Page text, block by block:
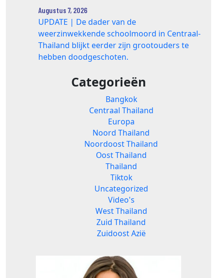
Augustus 7, 2026
UPDATE | De dader van de
weerzinwekkende schoolmoord in Centraal-
Thailand blijkt eerder zijn grootouders te
hebben doodgeschoten.
Categorieën
Bangkok
Centraal Thailand
Europa
Noord Thailand
Noordoost Thailand
Oost Thailand
Thailand
Tiktok
Uncategorized
Video's
West Thailand
Zuid Thailand
Zuidoost Azië